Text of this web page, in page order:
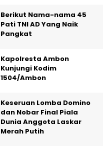
Berikut Nama-nama 45
Pati TNI AD Yang Naik
Pangkat
Kapolresta Ambon
Kunjungi Kodim
1504/Ambon
Keseruan Lomba Domino
dan Nobar Final Piala
Dunia Anggota Laskar
Merah Putih